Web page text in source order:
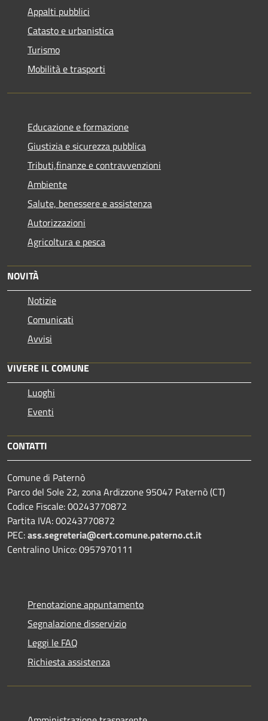
Appalti pubblici
Catasto e urbanistica
Turismo
Mobilità e trasporti
Educazione e formazione
Giustizia e sicurezza pubblica
Tributi,finanze e contravvenzioni
Ambiente
Salute, benessere e assistenza
Autorizzazioni
Agricoltura e pesca
NOVITÀ
Notizie
Comunicati
Avvisi
VIVERE IL COMUNE
Luoghi
Eventi
CONTATTI
Comune di Paternò
Parco del Sole 22, zona Ardizzone 95047 Paternò (CT)
Codice Fiscale: 00243770872
Partita IVA: 00243770872
PEC:ass.segreteria@cert.comune.paterno.ct.it
Centralino Unico: 0957970111
Prenotazione appuntamento
Segnalazione disservizio
Leggi le FAQ
Richiesta assistenza